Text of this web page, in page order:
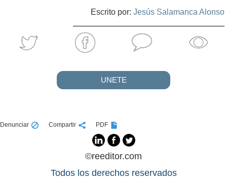
Escrito por: Jesús Salamanca Alonso
UNETE
Denunciar Compartir PDF
©reeditor.com
Todos los derechos reservados